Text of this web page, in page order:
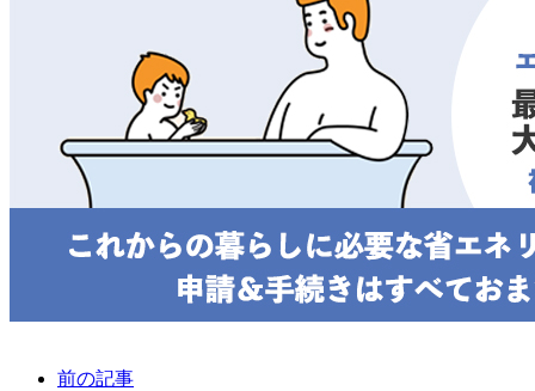
前の記事